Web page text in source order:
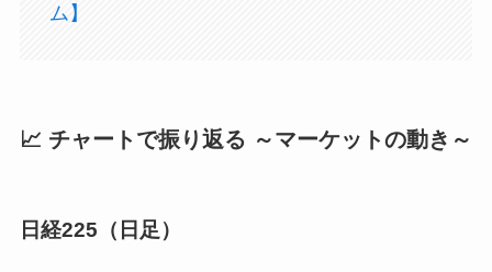
ム】
📈 チャートで振り返る ～マーケットの動き～
日経225（日足）